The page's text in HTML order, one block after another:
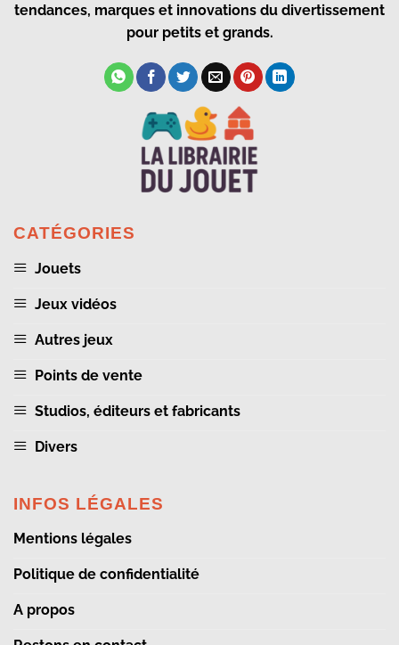
tendances, marques et innovations du divertissement
pour petits et grands.
CATÉGORIES
Jouets
Jeux vidéos
Autres jeux
Points de vente
Studios, éditeurs et fabricants
Divers
INFOS LÉGALES
Mentions légales
Politique de confidentialité
A propos